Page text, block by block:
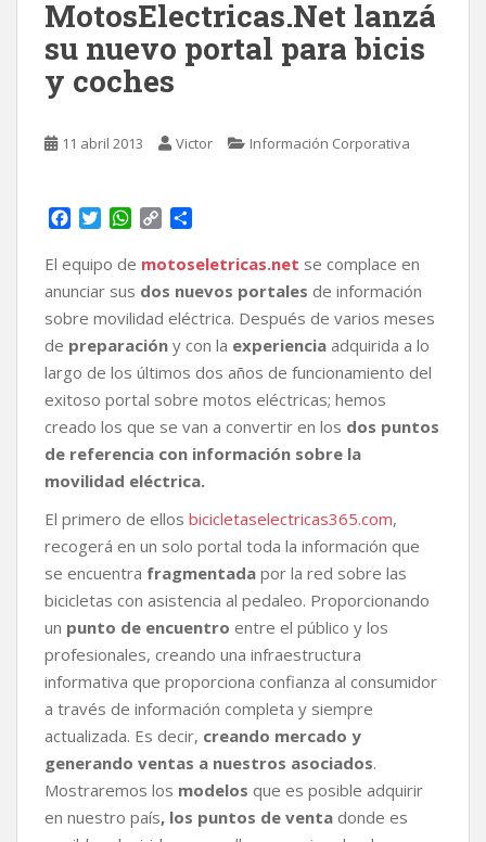
MotosElectricas.Net lanzá
su nuevo portal para bicis
y coches
11 abril 2013 Victor Información Corporativa
c
e
b
o
o
k
i
t
e
r
W
a
t
s
A
p
p
p
y
L
i
n
k
m
p
a
r
t
r
El equipo de motoseletricas.net se complace en
anunciar sus dos nuevos portales de información
sobre movilidad eléctrica. Después de varios meses
de preparación y con la experiencia adquirida a lo
largo de los últimos dos años de funcionamiento del
exitoso portal sobre motos eléctricas; hemos
creado los que se van a convertir en los dos puntos
de referencia con información sobre la
movilidad eléctrica.
El primero de ellos bicicletaselectricas365.com,
recogerá en un solo portal toda la información que
se encuentra fragmentada por la red sobre las
bicicletas con asistencia al pedaleo. Proporcionando
un punto de encuentro entre el público y los
profesionales, creando una infraestructura
informativa que proporciona confianza al consumidor
a través de información completa y siempre
actualizada. Es decir, creando mercado y
generando ventas a nuestros asociados.
Mostraremos los modelos que es posible adquirir
en nuestro país, los puntos de venta donde es